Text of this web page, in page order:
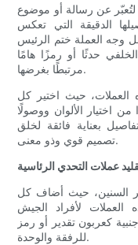
لتُعبّر عن رسالة أو موضوع
الدقيقة التي تعكس
وجه العملة ختم الرئيس
حدثًا أو رمزًا هامًا
مرتبطًا بغرضها.
العملات، حيث اختير كل
اختيار الألوان ووصولًا
بعناية فائقة لخلق
تصميم قوي وذو معنى.
عملات التحدي الرئاسية
السنين، حيث أضاف كل
العملات لأفراد الجيش
كعربون تقدير أو رمز
للرفقة والوحدة.